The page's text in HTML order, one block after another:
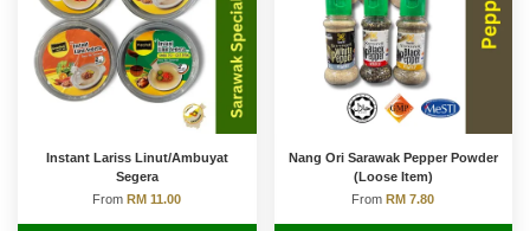
Instant Lariss Linut/Ambuyat
Segera
FromRM 11.00
Nang Ori Sarawak Pepper Powder
(Loose Item)
FromRM 7.80